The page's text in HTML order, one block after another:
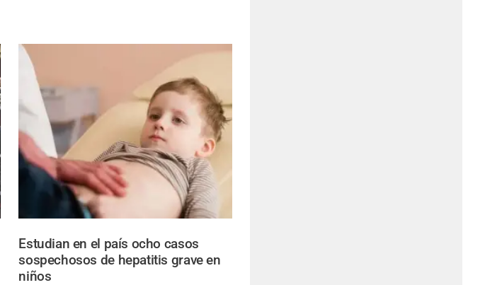
Estudian en el país ocho casos
sospechosos de hepatitis grave en
niños